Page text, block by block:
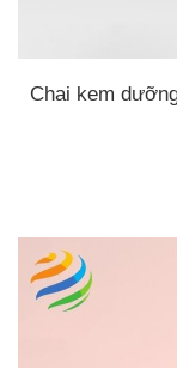
Chai kem